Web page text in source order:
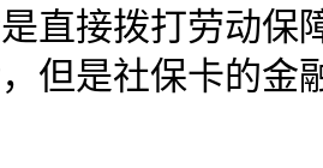
直接拨打劳动保
但是社保卡的金